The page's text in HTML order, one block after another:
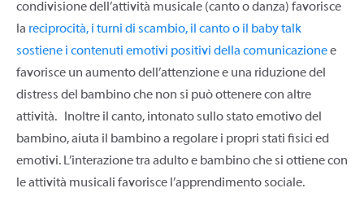
condivisione dell’attività musicale (canto o danza) favorisce
la reciprocità, i turni di scambio, il canto o il baby talk
sostiene i contenuti emotivi positivi della comunicazionee
favorisce un aumento dell’attenzione e una riduzione del
distress del bambino che non si può ottenere con altre
attività. Inoltre il canto, intonato sullo stato emotivo del
bambino, aiuta il bambino a regolare i propri stati fisici ed
emotivi. L’interazione tra adulto e bambino che si ottiene con
le attività musicali favorisce l’apprendimento sociale.